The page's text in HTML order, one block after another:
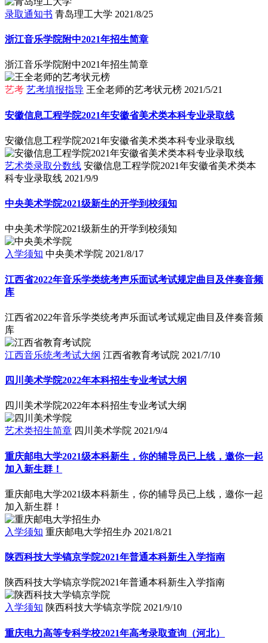
录取通知书 青岛理工大学 2021/8/25
浙江音乐学院附中2021年招生简章
浙江音乐学院附中2021年招生简章
艺考 艺考填报指导 王全老师的艺考状元榜 2021/5/21
安徽信息工程学院2021年安徽省美术类本科专业录取线
安徽信息工程学院2021年安徽省美术类本科专业录取线
艺术类录取分数线 安徽信息工程学院2021年安徽省美术类本
科专业录取线 2021/9/9
中央美术学院2021级新生的开学到校须知
中央美术学院2021级新生的开学到校须知
入学须知 中央美术学院 2021/8/17
江西省2022年音乐学类统考声乐面试考试规定曲目及伴奏音频
库
江西省2022年音乐学类统考声乐面试考试规定曲目及伴奏音频
库
江西音乐统考考试大纲 江西省教育考试院 2021/7/10
四川美术学院2022年本科招生专业考试大纲
四川美术学院2022年本科招生专业考试大纲
艺术类招生简章 四川美术学院 2021/9/4
重庆邮电大学2021级本科新生，你的辅导员已上线，邀你一起
加入新生群！
重庆邮电大学2021级本科新生，你的辅导员已上线，邀你一起
加入新生群！
入学须知 重庆邮电大学招生办 2021/8/21
陕西科技大学镐京学院2021年普通本科新生入学指南
陕西科技大学镐京学院2021年普通本科新生入学指南
入学须知 陕西科技大学镐京学院 2021/9/10
重庆电力高等专科学校2021年高考录取查询（河北）